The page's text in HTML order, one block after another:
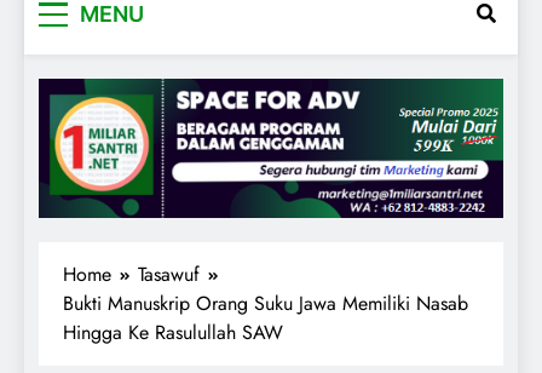
MENU
Home
Tasawuf
Bukti Manuskrip Orang Suku Jawa Memiliki Nasab
Hingga Ke Rasulullah SAW